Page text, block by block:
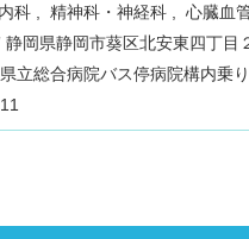
科 精神科・神経科
心臓血
外科 呼吸器外科
産婦人科
科 臨床検査・病理診断
形
循環器科 腎臓内科・外科
糖
・外科
静岡県静岡市葵区北安東四丁目
県立総合病院バス停病院構内乗